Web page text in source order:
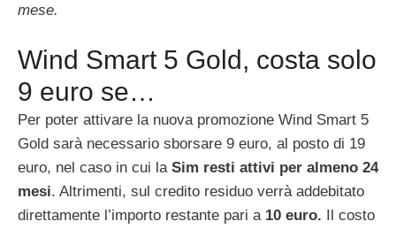
mese.
Wind Smart 5 Gold, costa solo
9 euro se…
Per poter attivare la nuova promozione Wind Smart 5
Gold sarà necessario sborsare 9 euro, al posto di 19
euro, nel caso in cui laSim resti attivi per almeno 24
mesi. Altrimenti, sul credito residuo verrà addebitato
direttamente l’importo restante pari a 10 euro. Il costo